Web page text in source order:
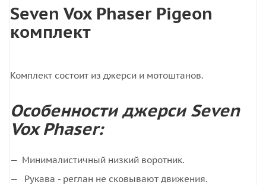
Seven Vox Phaser Pigeon
комплект
Комплект состоит из джерси и мотоштанов.
Особенности джерси Seven
Vox Phaser:
Минималистичный низкий воротник.
Рукава - реглан не сковывают движения.